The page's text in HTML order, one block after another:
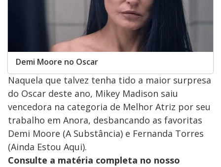
Demi Moore no Oscar
Naquela que talvez tenha tido a maior surpresa
do Oscar deste ano, Mikey Madison saiu
vencedora na categoria de Melhor Atriz por seu
trabalho em Anora, desbancando as favoritas
Demi Moore (A Substância) e Fernanda Torres
(Ainda Estou Aqui).
Consulte a matéria completa no nosso